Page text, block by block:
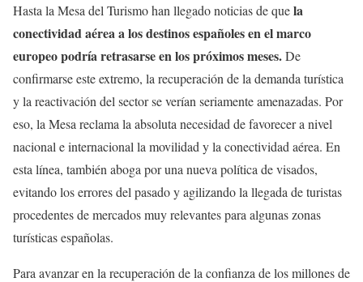
Hasta la Mesa del Turismo han llegado noticias de quela
conectividad aérea a los destinos españoles en el marco
europeo podría retrasarse en los próximos meses.De
confirmarse este extremo, la recuperación de la demanda turística
y la reactivación del sector se verían seriamente amenazadas. Por
eso, la Mesa reclama la absoluta necesidad de favorecer a nivel
nacional e internacional la movilidad y la conectividad aérea. En
esta línea, también aboga por una nueva política de visados,
evitando los errores del pasado y agilizando la llegada de turistas
procedentes de mercados muy relevantes para algunas zonas
turísticas españolas.
Para avanzar en la recuperación de la confianza de los millones de